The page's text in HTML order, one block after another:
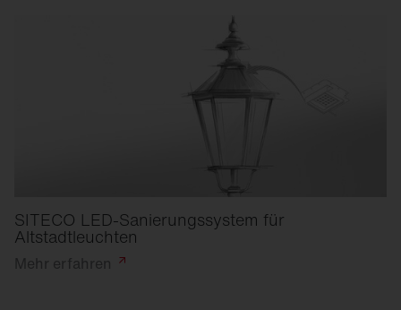
SITECO LED-Sanierungssystem für
Altstadtleuchten
Mehr erfahren